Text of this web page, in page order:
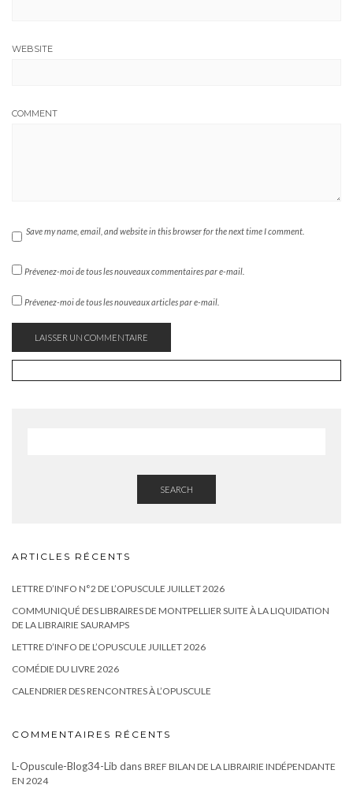
WEBSITE
COMMENT
Save my name, email, and website in this browser for the next time I comment.
Prévenez-moi de tous les nouveaux commentaires par e-mail.
Prévenez-moi de tous les nouveaux articles par e-mail.
SEARCH
ARTICLES RÉCENTS
LETTRE D’INFO N°2 DE L’OPUSCULE JUILLET 2026
COMMUNIQUÉ DES LIBRAIRES DE MONTPELLIER SUITE À LA LIQUIDATION
DE LA LIBRAIRIE SAURAMPS
LETTRE D’INFO DE L’OPUSCULE JUILLET 2026
COMÉDIE DU LIVRE 2026
CALENDRIER DES RENCONTRES À L’OPUSCULE
COMMENTAIRES RÉCENTS
L-Opuscule-Blog34-Lib dans BREF BILAN DE LA LIBRAIRIE INDÉPENDANTE
EN 2024